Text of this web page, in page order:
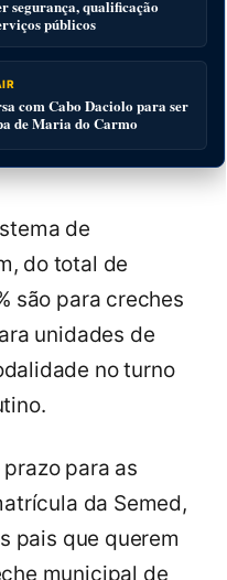
segurança, qualificação
públicos
com Cabo Daciolo para ser
de Maria do Carmo
de
do total de
são para creches
unidades de
no turno
para as
da Semed,
pais que querem
municipal de